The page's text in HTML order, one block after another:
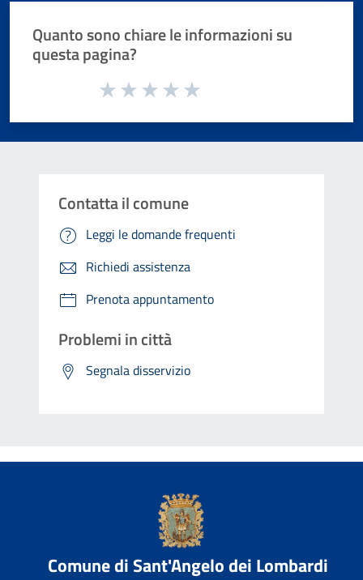
Quanto sono chiare le informazioni su
questa pagina?
Valuta da 1 a 5 stelle la pagina
Contatta il comune
Leggi le domande frequenti
Richiedi assistenza
Prenota appuntamento
Problemi in città
Segnala disservizio
Comune di Sant'Angelo dei Lombardi